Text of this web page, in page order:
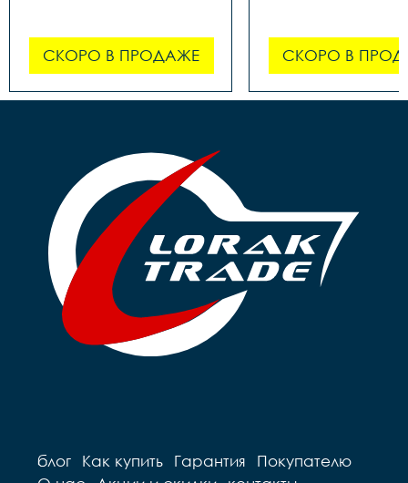
СКОРО В ПРОДАЖЕ СКОРО В
блог Как купить Гарантия
Покупателю